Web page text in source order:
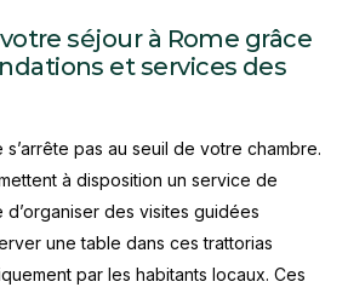
séjour à Rome grâce
et services des
s’arrête pas au seuil de votre chambre.
à disposition un service de
des visites guidées
une table dans ces trattorias
par les habitants locaux. Ces